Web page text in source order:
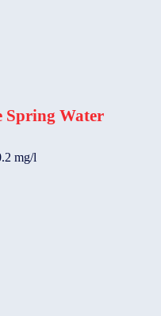
Spring Water
mg/l